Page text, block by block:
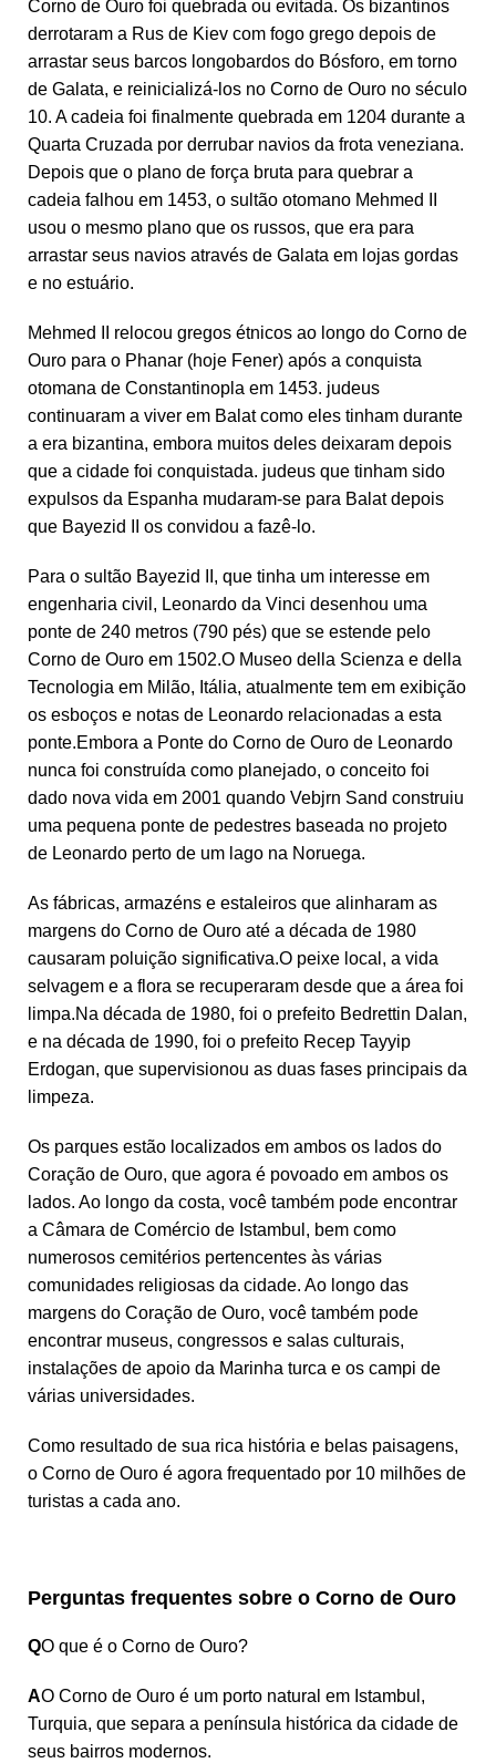
Corno de Ouro foi quebrada ou evitada. Os bizantinos
derrotaram a Rus de Kiev com fogo grego depois de
arrastar seus barcos longobardos do Bósforo, em torno
de Galata, e reinicializá-los no Corno de Ouro no século
10. A cadeia foi finalmente quebrada em 1204 durante a
Quarta Cruzada por derrubar navios da frota veneziana.
Depois que o plano de força bruta para quebrar a
cadeia falhou em 1453, o sultão otomano Mehmed II
usou o mesmo plano que os russos, que era para
arrastar seus navios através de Galata em lojas gordas
e no estuário.
Mehmed II relocou gregos étnicos ao longo do Corno de
Ouro para o Phanar (hoje Fener) após a conquista
otomana de Constantinopla em 1453. judeus
continuaram a viver em Balat como eles tinham durante
a era bizantina, embora muitos deles deixaram depois
que a cidade foi conquistada. judeus que tinham sido
expulsos da Espanha mudaram-se para Balat depois
que Bayezid II os convidou a fazê-lo.
Para o sultão Bayezid II, que tinha um interesse em
engenharia civil, Leonardo da Vinci desenhou uma
ponte de 240 metros (790 pés) que se estende pelo
Corno de Ouro em 1502.O Museo della Scienza e della
Tecnologia em Milão, Itália, atualmente tem em exibição
os esboços e notas de Leonardo relacionadas a esta
ponte.Embora a Ponte do Corno de Ouro de Leonardo
nunca foi construída como planejado, o conceito foi
dado nova vida em 2001 quando Vebjrn Sand construiu
uma pequena ponte de pedestres baseada no projeto
de Leonardo perto de um lago na Noruega.
As fábricas, armazéns e estaleiros que alinharam as
margens do Corno de Ouro até a década de 1980
causaram poluição significativa.O peixe local, a vida
selvagem e a flora se recuperaram desde que a área foi
limpa.Na década de 1980, foi o prefeito Bedrettin Dalan,
e na década de 1990, foi o prefeito Recep Tayyip
Erdogan, que supervisionou as duas fases principais da
limpeza.
Os parques estão localizados em ambos os lados do
Coração de Ouro, que agora é povoado em ambos os
lados. Ao longo da costa, você também pode encontrar
a Câmara de Comércio de Istambul, bem como
numerosos cemitérios pertencentes às várias
comunidades religiosas da cidade. Ao longo das
margens do Coração de Ouro, você também pode
encontrar museus, congressos e salas culturais,
instalações de apoio da Marinha turca e os campi de
várias universidades.
Como resultado de sua rica história e belas paisagens,
o Corno de Ouro é agora frequentado por 10 milhões de
turistas a cada ano.
Perguntas frequentes sobre o Corno de Ouro
QO que é o Corno de Ouro?
AO Corno de Ouro é um porto natural em Istambul,
Turquia, que separa a península histórica da cidade de
seus bairros modernos.